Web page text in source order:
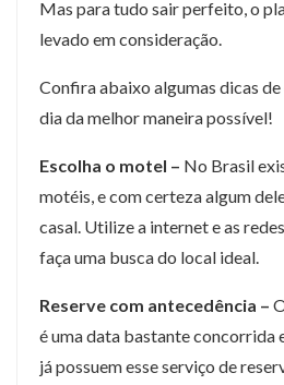
Mas para tudo sair perfeito, o
levado em consideração.
Confira abaixo algumas dicas
dia da melhor maneira possível!
Escolha o motel – No Brasil
motéis, e com certeza algum
casal. Utilize a internet e as
faça uma busca do local ideal.
Reserve com antecedência –
é uma data bastante concorrida
já possuem esse serviço de